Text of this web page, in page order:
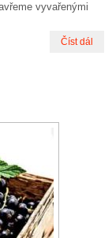
vyvařenými
Číst dál